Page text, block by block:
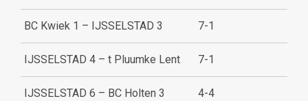
BC Kwiek 1 – IJSSELSTAD 3 7-1
IJSSELSTAD 4 – t Pluumke Lent 7-1
IJSSELSTAD 6 – BC Holten 3 4-4